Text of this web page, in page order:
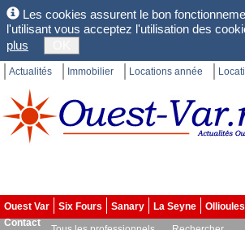
Les cookies assurent le bon
l'utilisant vous acceptez l'utilisation des
plus
Actualités Immobilier Locations année
Ouest Var Six Fours Sanary La Seyne Ollioules
Contact